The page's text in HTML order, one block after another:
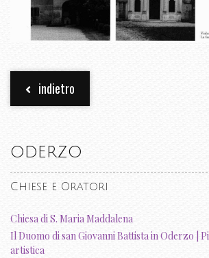
indietro
ODERZO
Chiese e Oratori
Chiesa di S. Maria Maddalena
Il Duomo di san Giovanni Battista in Oderzo |
artistica